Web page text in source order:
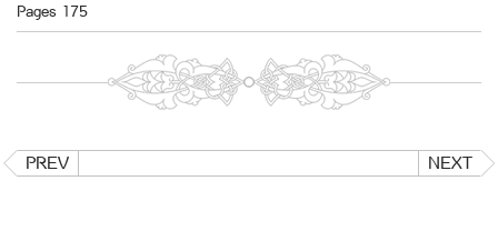
Pages 175
PREV NEXT